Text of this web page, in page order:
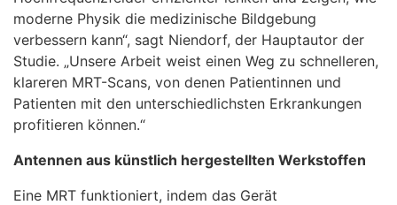
moderne Physik die medizinische Bildgebung
verbessern kann“, sagt Niendorf, der Hauptautor der
Studie. „Unsere Arbeit weist einen Weg zu schnelleren,
klareren MRT-Scans, von denen Patientinnen und
Patienten mit den unterschiedlichsten Erkrankungen
profitieren können.“
Antennen aus künstlich hergestellten Werkstoffen
Eine MRT funktioniert, indem das Gerät